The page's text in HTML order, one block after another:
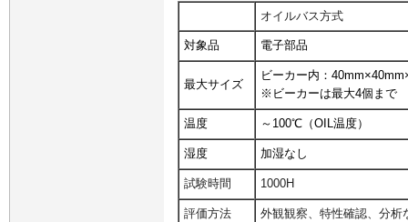
オイルバス方式
対象品 電子部品
最大サイズ
ビーカー内 ：
※ビーカーは最大4個まで
温度 ～100℃ （OIL温度）
湿度 加湿なし
試験時間 1000H
評価方法 外観観察、特性確認、分析